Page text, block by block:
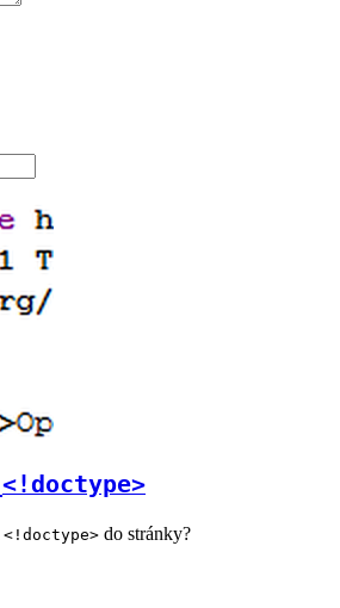
<!doctype>
<!doctype> do stránky?